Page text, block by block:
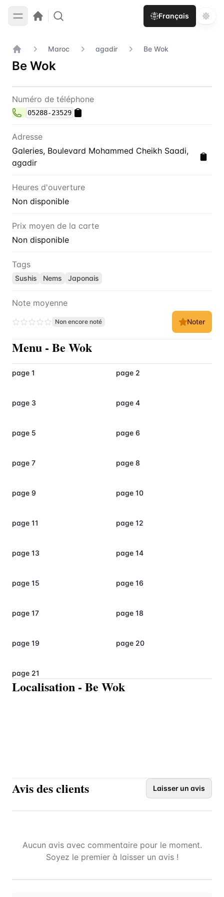
Français
Accueil
Maroc agadir Be Wok
Be Wok
Contact Be Wok
Numéro de téléphone
05288-23529
Adresse
Galeries, Boulevard Mohammed Cheikh Saadi,
agadir
Heures d'ouverture
Non disponible
Prix moyen de la carte
Non disponible
Tags
Sushis Nems Japonais
Note moyenne
Non encore noté Noter
Menu - Be Wok
page 1 page 2
page 3 page 4
page 5 page 6
page 7 page 8
page 9 page 10
page 11 page 12
page 13 page 14
page 15 page 16
page 17 page 18
page 19 page 20
page 21
Localisation - Be Wok
Avis des clients Laisser un avis
Aucun avis avec commentaire pour le moment.
Soyez le premier à laisser un avis !